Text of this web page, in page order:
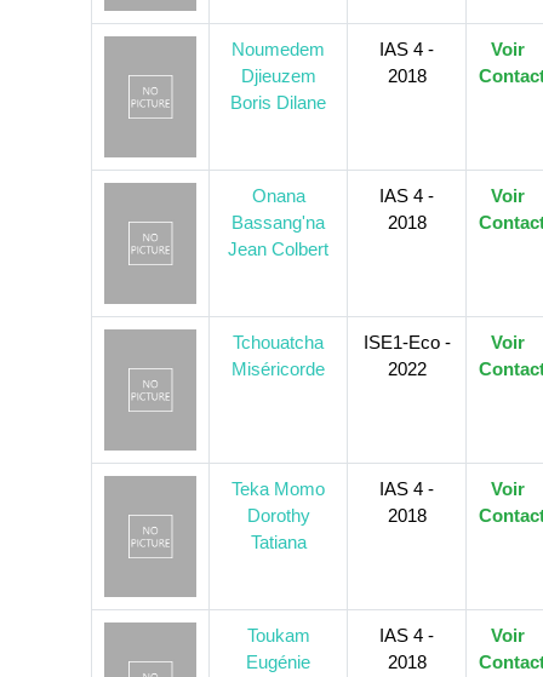
Noumedem
Djieuzem
Boris Dilane
IAS 4 -
2018
Voir
Onana
Bassang'na
Jean Colbert
IAS 4 -
2018
Voir
Tchouatcha
Miséricorde
ISE1-Eco -
2022
Voir
Teka Momo
Dorothy
Tatiana
IAS 4 -
2018
Voir
Toukam
Eugénie
IAS 4 -
2018
Voir